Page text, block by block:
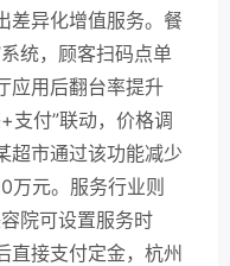
差异化增值服务。餐
统，顾客扫码点单
应用后翻台率提升
支付”联动，价格调
超市通过该功能减少
万元。服务行业则
院可设置服务时
直接支付定金，杭州